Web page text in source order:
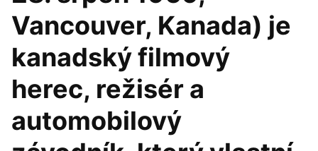
Vancouver, Kanada) je
kanadský filmový
herec, režisér a
automobilový